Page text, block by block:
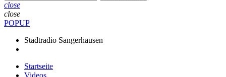
close
close
POPUP
Stadtradio Sangerhausen
Startseite